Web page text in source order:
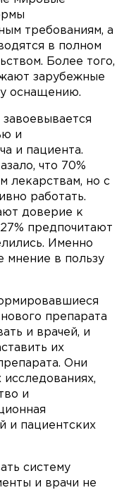
требованиям, а
в полном
Более того,
зарубежные
оснащению.
и
и пациента.
что 70%
лекарствам, но с
работать.
доверие к
предпочитают
Именно
мнение в пользу
препарата
и врачей, и
их
Они
и
и пациентских
систему
и врачи не